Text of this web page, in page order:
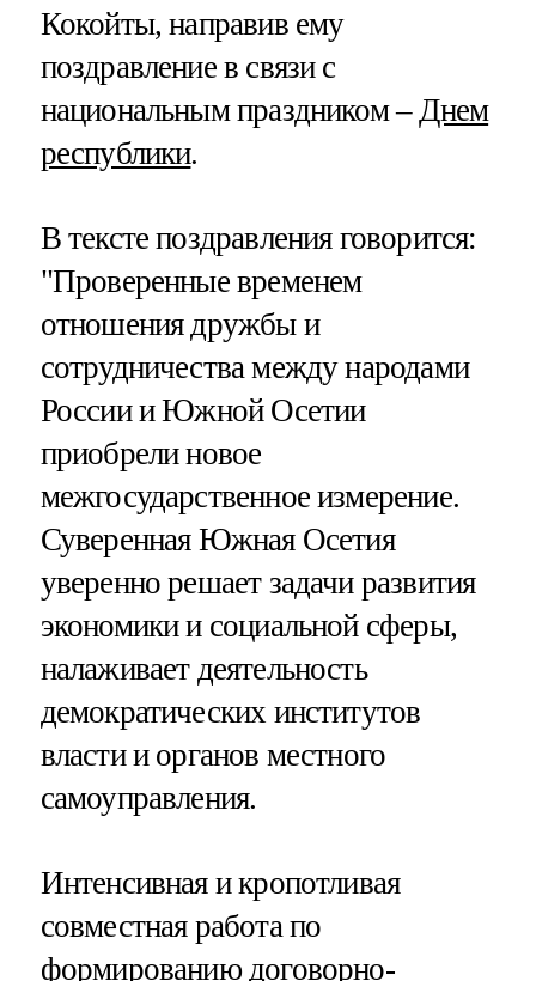
Кокойты, направив ему
поздравление в связи с
национальным праздником – Днем
республики.
В тексте поздравления говорится:
"Проверенные временем
отношения дружбы и
сотрудничества между народами
России и Южной Осетии
приобрели новое
межгосударственное измерение.
Суверенная Южная Осетия
уверенно решает задачи развития
экономики и социальной сферы,
налаживает деятельность
демократических институтов
власти и органов местного
самоуправления.
Интенсивная и кропотливая
совместная работа по
формированию договорно-